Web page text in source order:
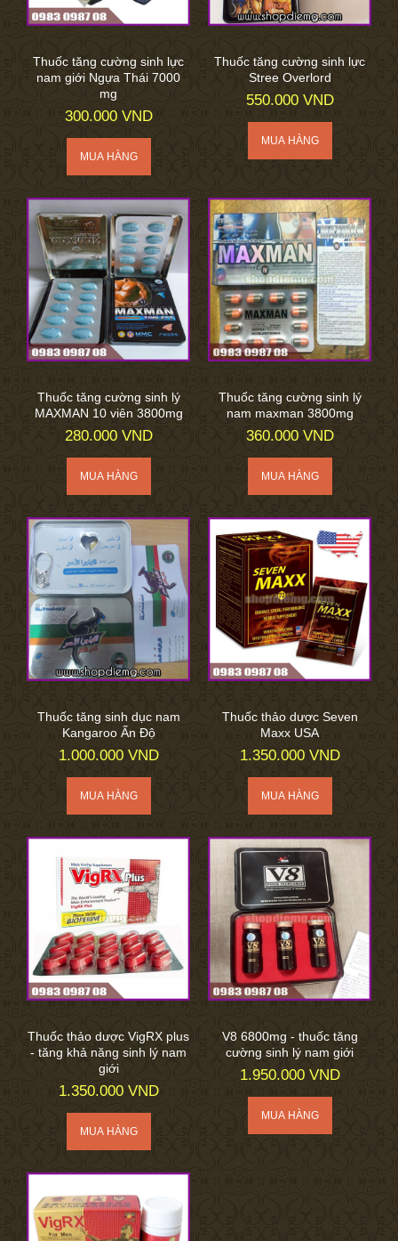
Thuốc tăng cường sinh lực
nam giới Ngựa Thái 7000
mg
300.000 VND
Thuốc tăng cường sinh lực
Stree Overlord
550.000 VND
Thuốc tăng cường sinh lý
MAXMAN 10 viên 3800mg
280.000 VND
Thuốc tăng cường sinh lý
nam maxman 3800mg
360.000 VND
Thuốc tăng sinh dục nam
Kangaroo Ấn Độ
1.000.000 VND
Thuốc thảo dược Seven
Maxx USA
1.350.000 VND
Thuốc thảo dược VigRX plus
- tăng khả năng sinh lý nam
giới
1.350.000 VND
V8 6800mg - thuốc tăng
cường sinh lý nam giới
1.950.000 VND